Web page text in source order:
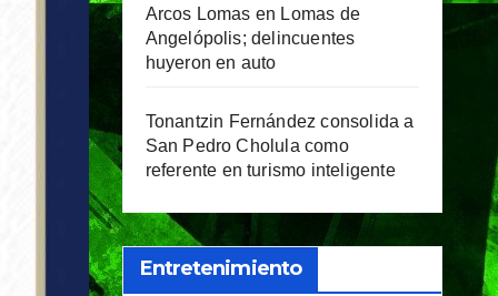
Arcos Lomas en Lomas de
Angelópolis; delincuentes
huyeron en auto
Tonantzin Fernández consolida a
San Pedro Cholula como
referente en turismo inteligente
Entretenimiento